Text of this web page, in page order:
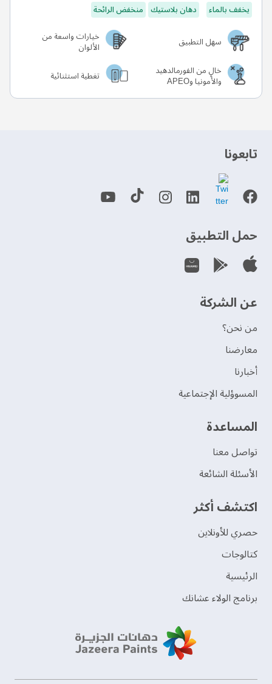
يخفف بالماء
دهان بلاستيك منخفض الرائحة
سهل التطبيق
خيارات واسعة من
الألوان
خالٍ من الفورمالدهيد
والأمونيا وAPEO تغطية استثنائية
‫تابعونا‬
حمل التطبيق
عن الشركة
من نحن؟
‫معارضنا‬
‫أخبارنا‬
المسوؤلية الإجتماعية
‫المساعدة‬
تواصل معنا
الأسئلة الشائعة
اكتشف أكثر
حصري للأونلاين
‫كتالوجات‬
الرئيسية
برنامج الولاء عشانك